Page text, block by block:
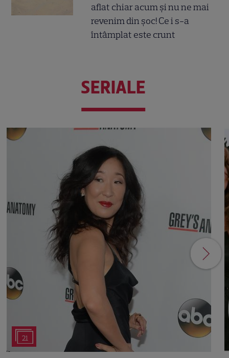
aflat chiar acum și nu ne mai
revenim din șoc! Ce i s-a
întâmplat este crunt
SERIALE
21